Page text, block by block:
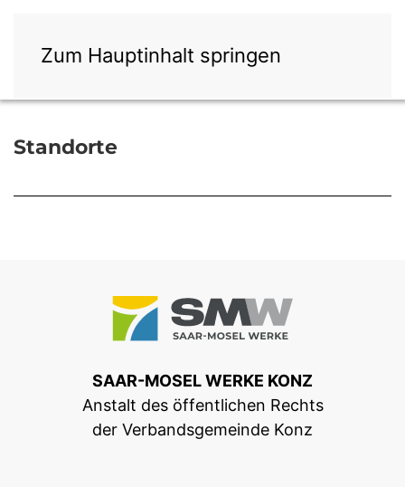
Zum Hauptinhalt springen
Standorte
SAAR-MOSEL WERKE KONZ
Anstalt des öffentlichen Rechts
der Verbandsgemeinde Konz